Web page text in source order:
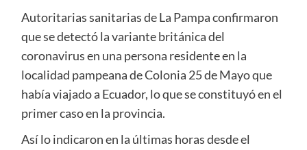
Autoritarias sanitarias de La Pampa confirmaron
que se detectó la variante británica del
coronavirus en una persona residente en la
localidad pampeana de Colonia 25 de Mayo que
había viajado a Ecuador, lo que se constituyó en el
primer caso en la provincia.
Así lo indicaron en la últimas horas desde el